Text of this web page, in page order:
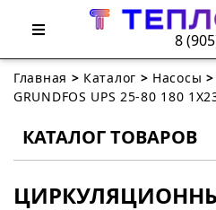
8
Главная > Каталог > Насосы >
GRUNDFOS UPS 25-80 180
КАТАЛОГ ТОВАРОВ